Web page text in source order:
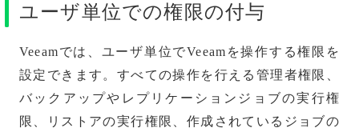
ユーザ単位での権限の付与
Veeamでは、ユーザ単位でVeeamを操作する権限を
設定できます。すべての操作を行える管理者権限、
バックアップやレプリケーションジョブの実行権
限、リストアの実行権限、作成されているジョブの